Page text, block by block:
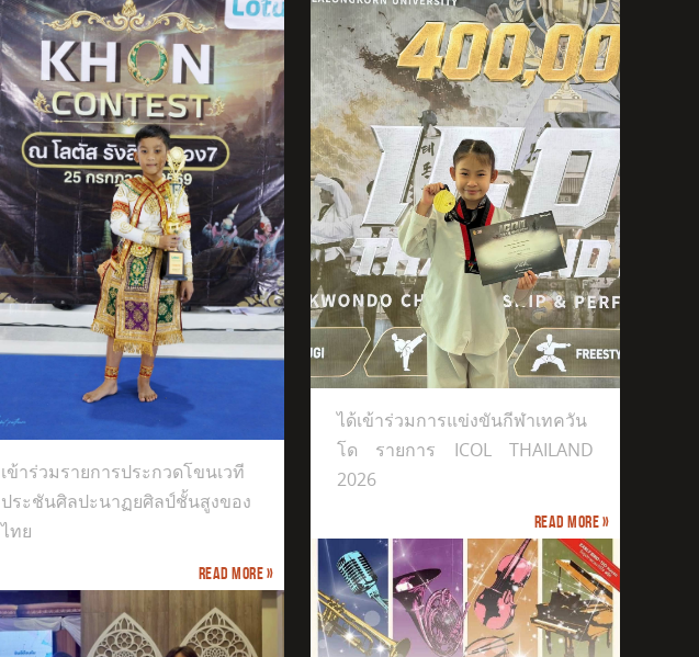
เข้าร่วมรายการประกวดโขนเวที
ประชันศิลปะนาฏยศิลป์ชั้นสูงของ
ไทย
Read more »
ได้เข้าร่วมการแข่งขันกีฬาเทควันโด
รายการ ICOL THAILAND 2026
ได้เข้าร่วมการแข่งขันกีฬาเทควัน
โด รายการ ICOL THAILAND
2026
Read more »